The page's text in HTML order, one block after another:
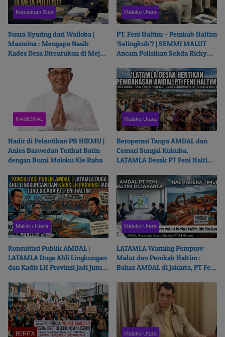
Kepulauan Sula
Suara Nyaring dari Wailoba |
Masmina : Mengapa Nasib
Kades Desa Ditentukan di Meja
Maluku Utara
PT. Feni Haltim – Pemkab Haltim
‘Selingkuh’? | SEMMI MALUT
Ancam Polisikan Sekda Ricky
NASIONAL
Hadir di Pelantikan PB HIKMU |
Anies Baswedan Terikat Batin
dengan Bumi Moloku Kie Raha
Maluku Utara
Beroperasi Tanpa AMDAL dan
Cemari Sungai Kukuba,
LATAMLA Desak PT Feni Haltim
Maluku Utara
Konsultasi Publik AMDAL |
LATAMLA Duga Ahli Lingkungan
dan Kadis LH Provinsi Jadi Juru
Maluku Utara
LATAMLA Warning Pemprov
Malut dan Pemkab Haltim :
Bahas AMDAL di Jakarta, PT Feni
BERITA Maluku Utara